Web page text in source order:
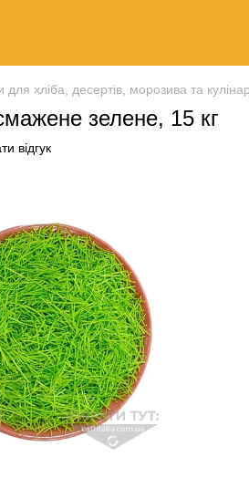
для хліба, десертів, морозива та
зелене, 15 кг
відгук